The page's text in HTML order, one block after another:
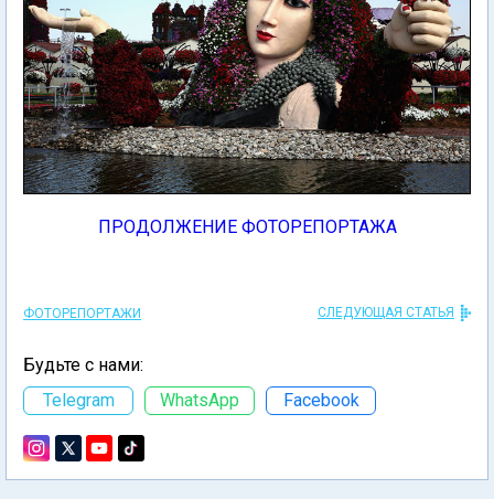
ПРОДОЛЖЕНИЕ ФОТОРЕПОРТАЖА
ФОТОРЕПОРТАЖИ СЛЕДУЮЩАЯ СТАТЬЯ
Будьте с нами:
Telegram
WhatsApp Facebook